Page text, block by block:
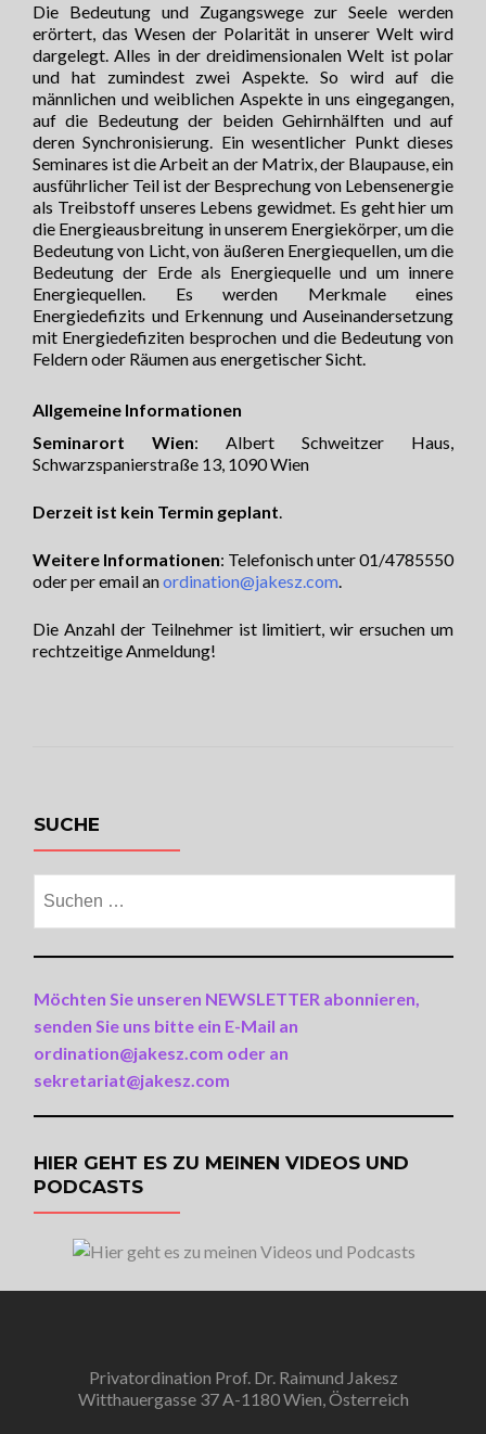
Die Bedeutung und Zugangswege zur Seele werden
erörtert, das Wesen der Polarität in unserer Welt wird
dargelegt. Alles in der dreidimensionalen Welt ist polar
und hat zumindest zwei Aspekte. So wird auf die
männlichen und weiblichen Aspekte in uns eingegangen,
auf die Bedeutung der beiden Gehirnhälften und auf
deren Synchronisierung. Ein wesentlicher Punkt dieses
Seminares ist die Arbeit an der Matrix, der Blaupause, ein
ausführlicher Teil ist der Besprechung von Lebensenergie
als Treibstoff unseres Lebens gewidmet. Es geht hier um
die Energieausbreitung in unserem Energiekörper, um die
Bedeutung von Licht, von äußeren Energiequellen, um die
Bedeutung der Erde als Energiequelle und um innere
Energiequellen. Es werden Merkmale eines
Energiedefizits und Erkennung und Auseinandersetzung
mit Energiedefiziten besprochen und die Bedeutung von
Feldern oder Räumen aus energetischer Sicht.
Allgemeine Informationen
Seminarort Wien: Albert Schweitzer Haus,
Schwarzspanierstraße 13, 1090 Wien
Derzeit ist kein Termin geplant.
Weitere Informationen: Telefonisch unter 01/4785550
oder per email anordination@jakesz.com.
Die Anzahl der Teilnehmer ist limitiert, wir ersuchen um
rechtzeitige Anmeldung!
SUCHE
nach:
Möchten Sie unseren NEWSLETTER abonnieren,
senden Sie uns bitte ein E-Mail an
ordination@jakesz.com oder an
sekretariat@jakesz.com
HIER GEHT ES ZU MEINEN VIDEOS UND
PODCASTS
Privatordination Prof. Dr. Raimund Jakesz
Witthauergasse 37 A-1180 Wien, Österreich